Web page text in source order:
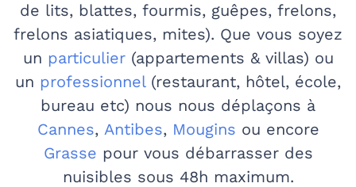
de lits, blattes, fourmis, guêpes, frelons,
frelons asiatiques, mites). Que vous soyez
un particulier(appartements & villas) ou
un professionnel(restaurant, hôtel, école,
bureau etc) nous nous déplaçons à
Cannes, Antibes, Mougins ou encore
Grasse pour vous débarrasser des
nuisibles sous 48h maximum.